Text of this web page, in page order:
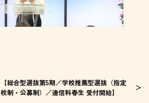
【総合型選抜第5期／学校推薦型選抜（指定
校制・公募制）／通信科春生 受付開始】